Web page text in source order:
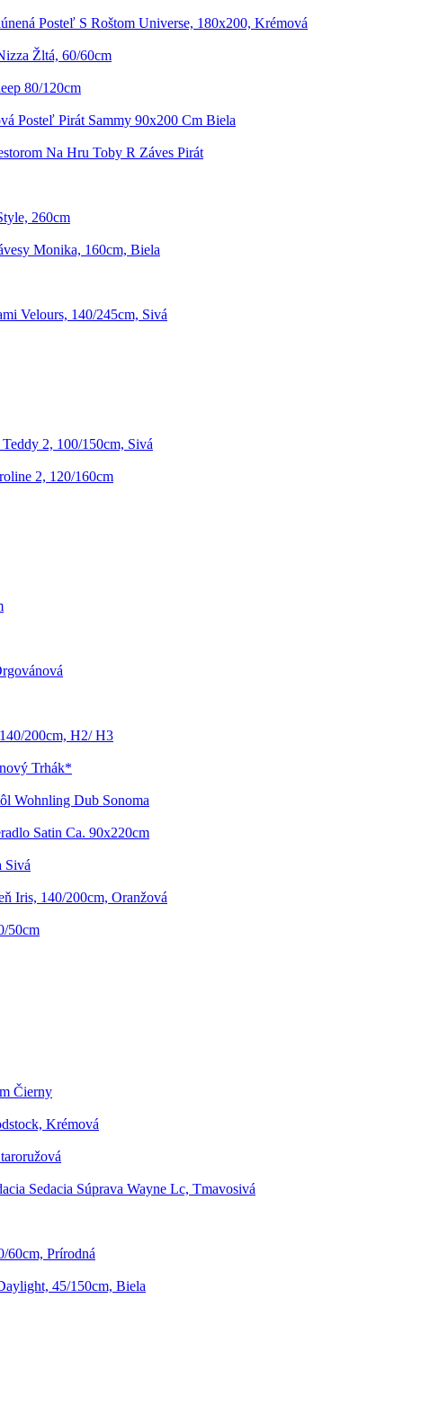
Posteľ S Roštom Universe, 180x200, Krémová
Žltá, 60/60cm
80/120cm
Posteľ Pirát Sammy 90x200 Cm Biela
Na Hru Toby R Záves Pirát
260cm
Monika, 160cm, Biela
Velours, 140/245cm, Sivá
2, 100/150cm, Sivá
2, 120/160cm
200cm, H2/ H3
Trhák*
Wohnling Dub Sonoma
Satin Ca. 90x220cm
Sivá
Iris, 140/200cm, Oranžová
50cm
Čierny
Krémová
Sedacia Súprava Wayne Lc, Tmavosivá
60cm, Prírodná
45/150cm, Biela